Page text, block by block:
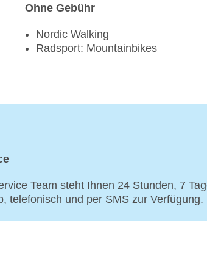
Ohne Gebühr
Nordic Walking
Radsport: Mountainbikes
Team steht Ihnen 24 Stunden, 7
telefonisch und per SMS zur Verfügung.